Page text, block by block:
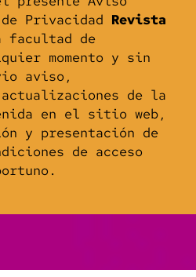
Privacidad Revista
facultad de
momento y sin
aviso,
de la
en el sitio web,
y presentación de
de acceso